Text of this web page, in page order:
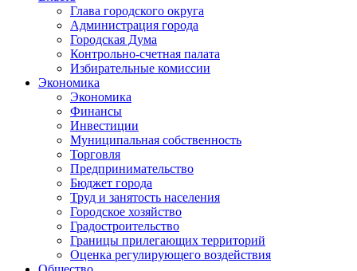
Глава городского округа
Администрация города
Городская Дума
Контрольно-счетная палата
Избирательные комиссии
Экономика
Экономика
Финансы
Инвестиции
Муниципальная собственность
Торговля
Предпринимательство
Бюджет города
Труд и занятость населения
Городское хозяйство
Градостроительство
Границы прилегающих территорий
Оценка регулирующего воздействия